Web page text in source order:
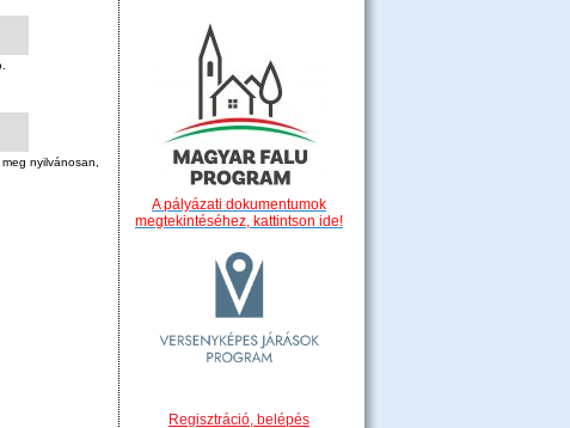
nyilvánosan,
A pályázati dokumentumok
megtekintéséhez, kattintson ide!
Regisztráció, belépés